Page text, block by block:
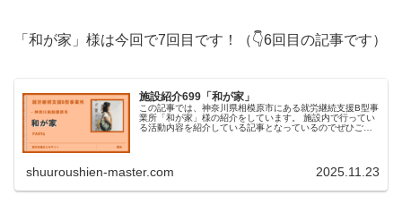
「和が家」様は今回で7回目です！（👇6回目の記事です）
施設紹介699「和が家」
この記事では、神奈川県相模原市にある就労継続支援B型事
業所「和が家」様の紹介をしています。 施設内で行ってい
る活動内容を紹介している記事となっているのでぜひご覧
shuuroushien-master.com 2025.11.23